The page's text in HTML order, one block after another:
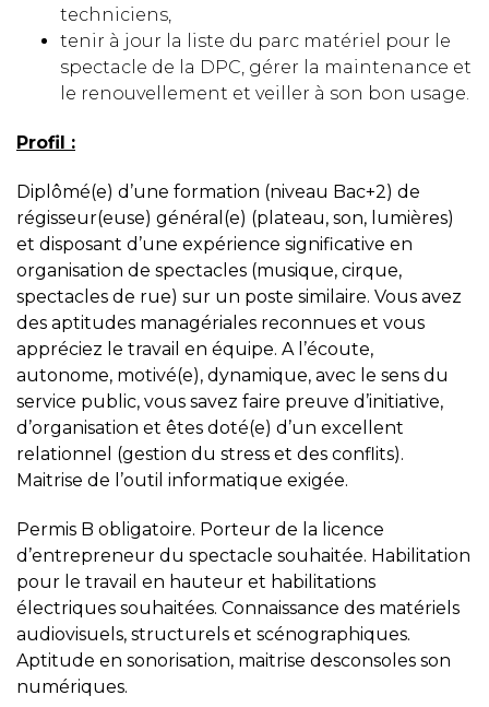
techniciens,
tenir à jour la liste du parc matériel pour le
spectacle de la DPC, gérer la maintenance et
le renouvellement et veiller à son bon usage.
Profil :
Diplômé(e) d’une formation (niveau Bac+2) de
régisseur(euse) général(e) (plateau, son, lumières)
et disposant d’une expérience significative en
organisation de spectacles (musique, cirque,
spectacles de rue) sur un poste similaire. Vous avez
des aptitudes managériales reconnues et vous
appréciez le travail en équipe. A l’écoute,
autonome, motivé(e), dynamique, avec le sens du
service public, vous savez faire preuve d’initiative,
d’organisation et êtes doté(e) d’un excellent
relationnel (gestion du stress et des conflits).
Maitrise de l’outil informatique exigée.
Permis B obligatoire. Porteur de la licence
d’entrepreneur du spectacle souhaitée. Habilitation
pour le travail en hauteur et habilitations
électriques souhaitées. Connaissance des matériels
audiovisuels, structurels et scénographiques.
Aptitude en sonorisation, maitrise desconsoles son
numériques.